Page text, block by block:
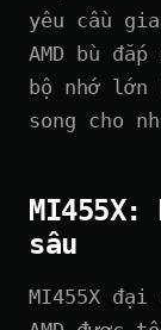
yêu cầu
AMD bù
bộ nhớ lớn
song cho
sâu
MI455X